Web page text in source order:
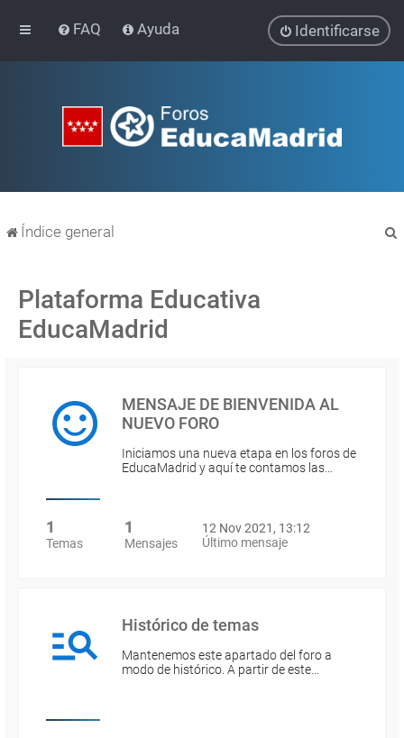
FAQ Ayuda Identificarse
Índice general
Plataforma Educativa
EducaMadrid
MENSAJE DE BIENVENIDA AL
NUEVO FORO
Iniciamos una nueva etapa en los foros de
EducaMadrid y aquí te contamos las…
1
Temas
1
Mensajes
12 Nov 2021, 13:12
Último mensaje
Histórico de temas
Mantenemos este apartado del foro a
modo de histórico. A partir de este…